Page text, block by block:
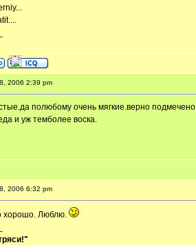
2006 2:39 pm
полюбому очень мягкие.верно подмечено
и уж темболее воска.
2006 6:32 pm
хорошо. Люблю.